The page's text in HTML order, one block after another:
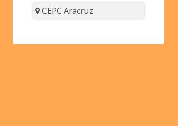
CEPC Aracruz